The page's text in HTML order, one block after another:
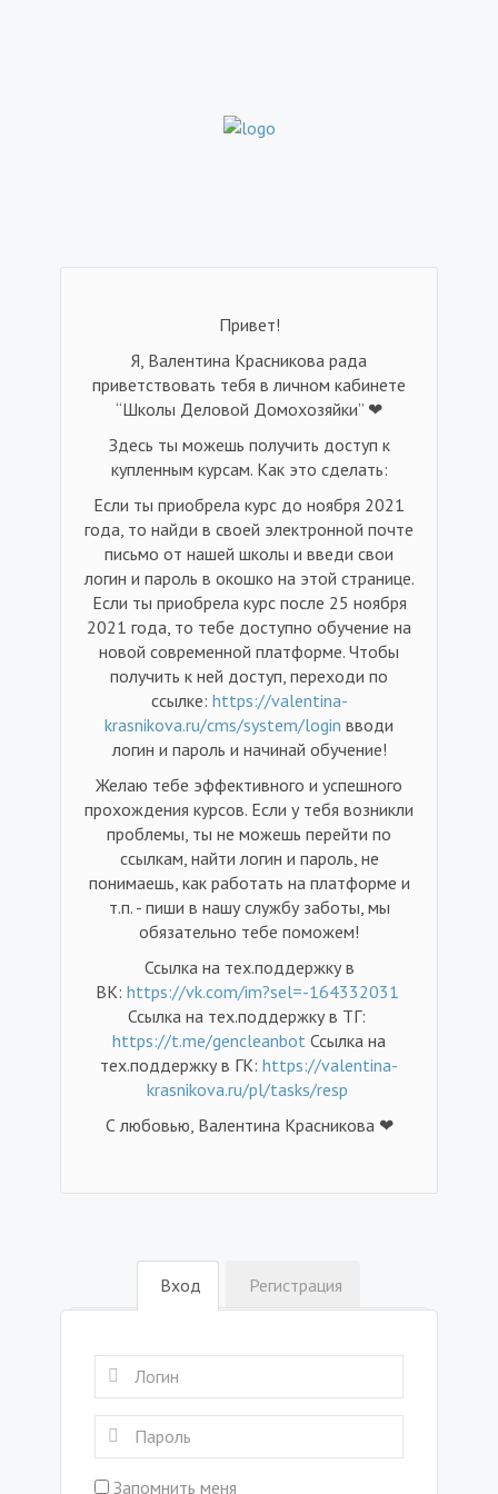
Привет!
Я, Валентина Красникова рада
приветствовать тебя в личном кабинете
“Школы Деловой Домохозяйки” ❤
Здесь ты можешь получить доступ к
купленным курсам. Как это сделать:
Если ты приобрела курс до ноября 2021
года, то найди в своей электронной почте
письмо от нашей школы и введи свои
логин и пароль в окошко на этой странице.
Если ты приобрела курс после 25 ноября
2021 года, то тебе доступно обучение на
новой современной платформе. Чтобы
получить к ней доступ, переходи по
ссылке: https://valentina-
krasnikova.ru/cms/system/login вводи
логин и пароль и начинай обучение!
Желаю тебе эффективного и успешного
прохождения курсов. Если у тебя возникли
проблемы, ты не можешь перейти по
ссылкам, найти логин и пароль, не
понимаешь, как работать на платформе и
т.п. - пиши в нашу службу заботы, мы
обязательно тебе поможем!
Ссылка на тех.поддержку в
ВК: https://vk.com/im?sel=-164332031
Ссылка на тех.поддержку в ТГ:
https://t.me/gencleanbot Ссылка на
тех.поддержку в ГК: https://valentina-
krasnikova.ru/pl/tasks/resp
С любовью, Валентина Красникова ❤
Вход Регистрация
Запомнить меня